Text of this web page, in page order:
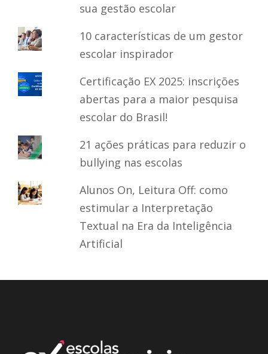
sua gestão escolar
10 características de um gestor
escolar inspirador
Certificação EX 2025: inscrições
abertas para a maior pesquisa
escolar do Brasil!
21 ações práticas para reduzir o
bullying nas escolas
Alunos On, Leitura Off: como
estimular a Interpretação
Textual na Era da Inteligência
Artificial